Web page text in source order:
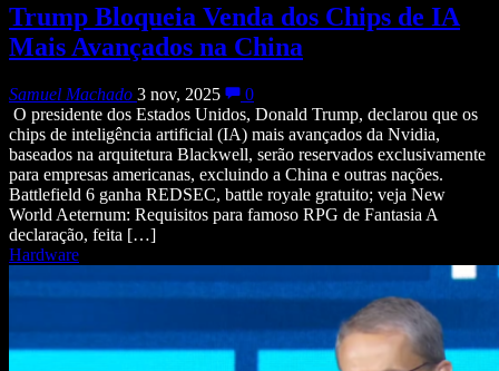
Trump Bloqueia Venda dos Chips de IA
Mais Avançados na China
Samuel Machado 3 nov, 2025
0
O presidente dos Estados Unidos, Donald Trump, declarou que os
chips de inteligência artificial (IA) mais avançados da Nvidia,
baseados na arquitetura Blackwell, serão reservados exclusivamente
para empresas americanas, excluindo a China e outras nações.
Battlefield 6 ganha REDSEC, battle royale gratuito; veja New
World Aeternum: Requisitos para famoso RPG de Fantasia A
declaração, feita […]
Hardware